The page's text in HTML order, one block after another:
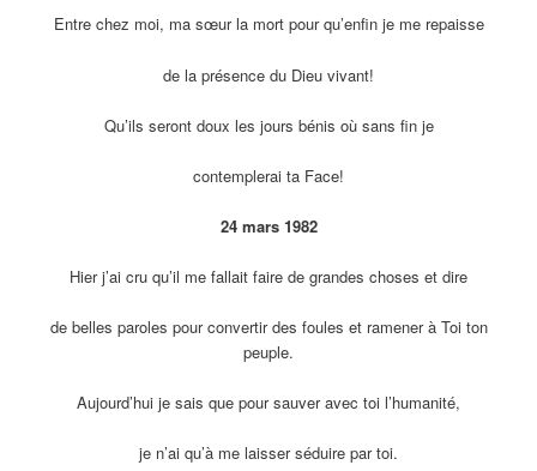
Entre chez moi, ma sœur la mort pour qu’enfin je me repaisse
de la présence du Dieu vivant!
Qu’ils seront doux les jours bénis où sans fin je
contemplerai ta Face!
24 mars 1982
Hier j’ai cru qu’il me fallait faire de grandes choses et dire
de belles paroles pour convertir des foules et ramener à Toi ton
peuple.
Aujourd’hui je sais que pour sauver avec toi l’humanité,
je n’ai qu’à me laisser séduire par toi.